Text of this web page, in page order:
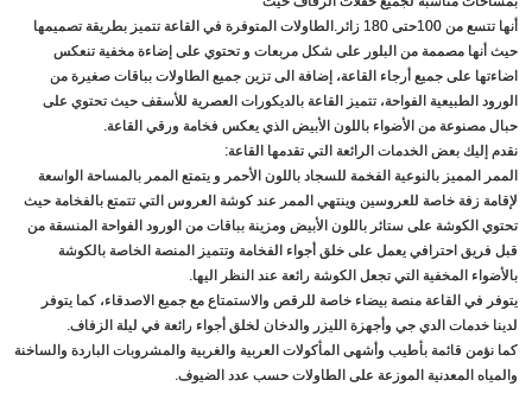
أنها تتسع من 100حتى 180 زائر.الطاولات المتوفرة في القاعة تتميز بطريقة تصميمها
حيث أنها مصممة من البلور على شكل مربعات و تحتوي على إضاءة مخفية تنعكس
اضاءتها على جميع أرجاء القاعة، إضافة الى تزين جميع الطاولات بباقات صغيرة من
الورود الطبيعية الفواحة، تتميز القاعة بالديكورات العصرية للأسقف حيث تحتوي على
حبال مصنوعة من الأضواء باللون الأبيض الذي يعكس فخامة ورقي القاعة.
نقدم إليك بعض الخدمات الرائعة التي تقدمها القاعة:
الممر المميز بالنوعية الفخمة للسجاد باللون الأحمر و يتمتع الممر بالمساحة الواسعة
لإقامة زفة خاصة للعروسين وينتهي الممر عند كوشة العروس التي تتمتع بالفخامة حيث
تحتوي الكوشة على ستائر باللون الأبيض ومزينة بباقات من الورود الفواحة المنسقة من
قبل فريق احترافي يعمل على خلق أجواء الفخامة وتتميز المنصة الخاصة بالكوشة
بالأضواء المخفية التي تجعل الكوشة رائعة عند النظر اليها.
يتوفر في القاعة منصة بيضاء خاصة للرقص والاستمتاع مع جميع الاصدقاء، كما يتوفر
لدينا خدمات الدي جي وأجهزة الليزر والدخان لخلق أجواء رائعة في ليلة الزفاف.
كما نؤمن قائمة بأطيب وأشهى المأكولات العربية والغربية والمشروبات الباردة والساخنة
والمياه المعدنية الموزعة على الطاولات حسب عدد الضيوف.